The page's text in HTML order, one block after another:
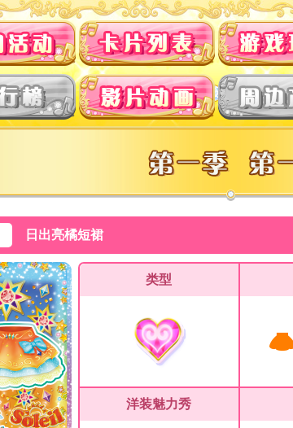
日出亮橘短裙
类型
洋装魅力秀